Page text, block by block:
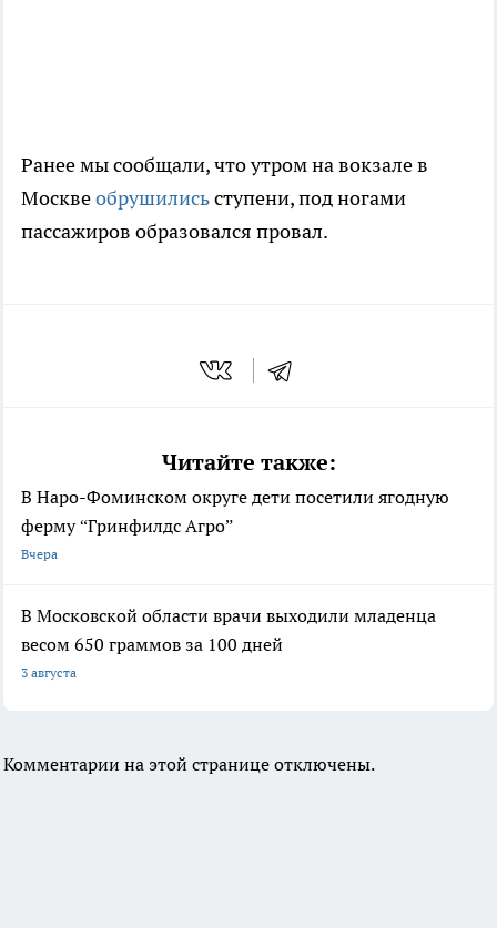
Ранее мы сообщали, что утром на вокзале в
Москвеобрушилисьступени, под ногами
пассажиров образовался провал.
Читайте также:
В Наро-Фоминском округе дети посетили ягодную
ферму “Гринфилдс Агро”
Вчера
В Московской области врачи выходили младенца
весом 650 граммов за 100 дней
3 августа
Комментарии на этой странице отключены.